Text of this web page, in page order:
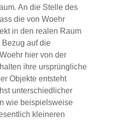
An die Stelle des
die von Woehr
in den realen Raum
auf die
hier von der
ihre ursprüngliche
Objekte entsteht
unterschiedlicher
wie beispielsweise
kleineren